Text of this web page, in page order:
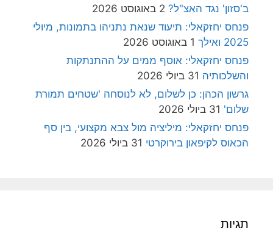
ב'סזון' נגד האצ"ל? 2 באוגוסט 2026
פנחס יחזקאלי: תיעוד שנאת נתניהו בתמונות, מיולי
2025 ואילך
1 באוגוסט 2026
פנחס יחזקאלי: אוסף ממים על ההתנתקות
והשלכותיה 31 ביולי 2026
גרשון הכהן: כן לשלום, לא לנוסחה 'שטחים תמורת
שלום' 31 ביולי 2026
פנחס יחזקאלי: מיליציה מול צבא מקצועי, בין סף
הכאוס לקיפאון בירוקרטי 31 ביולי 2026
תגיות